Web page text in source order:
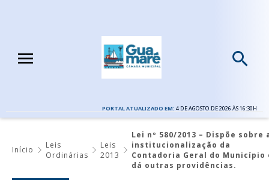
PORTAL ATUALIZADO EM: 4 DE AGOSTO DE 2026 ÀS 16:30H
Início
Leis
Ordinárias
Leis
2013
Lei nº 580/2013 – Dispõe sobre
institucionalização da
Contadoria Geral do Município
dá outras providências.